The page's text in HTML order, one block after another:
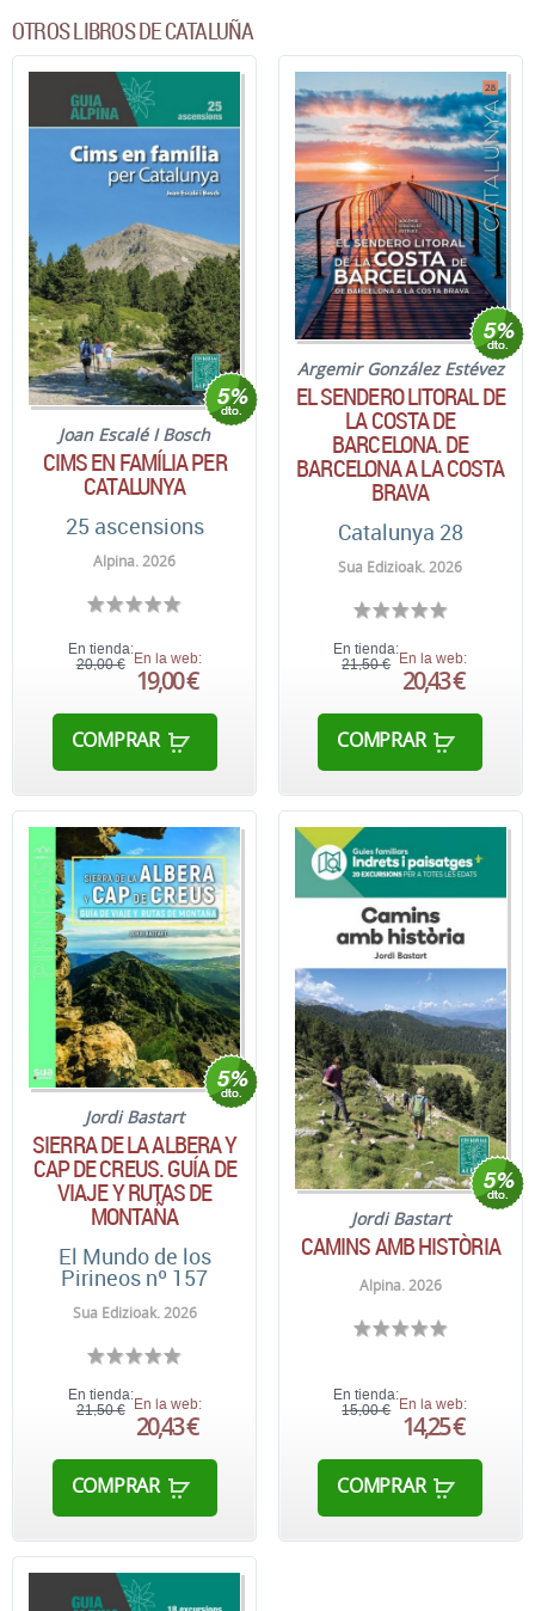
OTROS LIBROS DE CATALUÑA
Joan Escalé I Bosch
CIMS EN FAMÍLIA PER
CATALUNYA
25 ascensions
Alpina. 2026
En tienda:
20,00 € En la web:
19,00 €
COMPRAR
Argemir González Estévez
EL SENDERO LITORAL DE
LA COSTA DE
BARCELONA. DE
BARCELONA A LA COSTA
BRAVA
Catalunya 28
Sua Edizioak. 2026
En tienda:
21,50 €
En la web:
20,43 €
COMPRAR
Jordi Bastart
SIERRA DE LA ALBERA Y
CAP DE CREUS. GUÍA DE
VIAJE Y RUTAS DE
MONTAÑA
El Mundo de los
Pirineos nº 157
Sua Edizioak. 2026
En tienda:
21,50 € En la web:
20,43 €
COMPRAR
Jordi Bastart
CAMINS AMB HISTÒRIA
Alpina. 2026
En tienda:
15,00 €
En la web:
14,25 €
COMPRAR